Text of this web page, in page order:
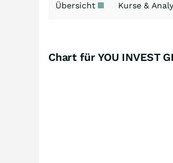
Übersicht Kurse &
Chart für YOU INVEST